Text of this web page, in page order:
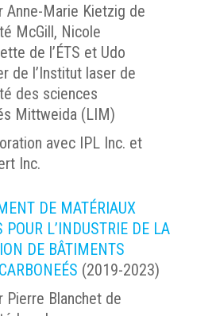
Anne-Marie Kietzig de
McGill, Nicole
de l’ÉTS et Udo
de l’Institut laser de
des sciences
Mittweida (LIM)
avec IPL Inc. et
Inc.
DE MATÉRIAUX
POUR L’INDUSTRIE DE LA
DE BÂTIMENTS
(2019-2023)
Pierre Blanchet de